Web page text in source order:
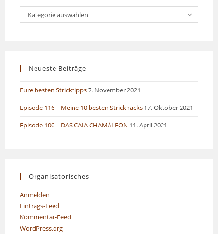
Themen
Kategorie auswählen
Neueste Beiträge
Eure besten Stricktipps7. November 2021
Episode 116 – Meine 10 besten Strickhacks 17. Oktober 2021
Episode 100 – DAS CAIA CHAMÄLEON 11. April 2021
Organisatorisches
Anmelden
Eintrags-Feed
Kommentar-Feed
WordPress.org